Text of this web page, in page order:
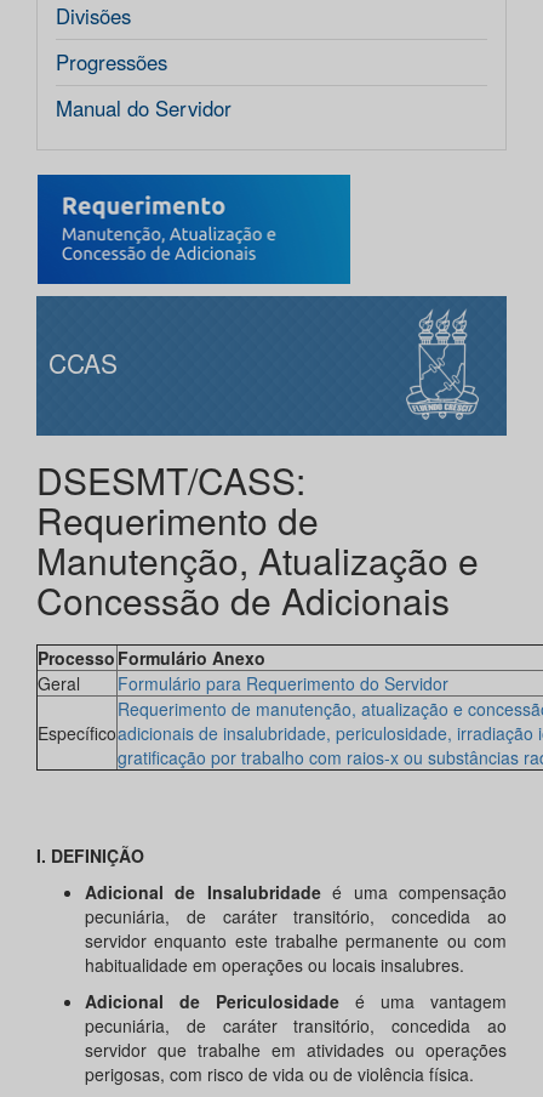
Divisões
Progressões
Manual do Servidor
CCAS
DSESMT/CASS:
Requerimento de
Manutenção, Atualização e
Concessão de Adicionais
Processo Formulário Anexo
Geral
Formulário para Requerimento do Servidor
Específico
Requerimento de manutenção, atualização e
adicionais de insalubridade, periculosidade, irradiação
gratificação por trabalho com raios-x ou substâncias
I. DEFINIÇÃO
Adicional de Insalubridadeé uma compensação
pecuniária, de caráter transitório, concedida ao
servidor enquanto este trabalhe permanente ou com
habitualidade em operações ou locais insalubres.
Adicional de Periculosidade é uma vantagem
pecuniária, de caráter transitório, concedida ao
servidor que trabalhe em atividades ou operações
perigosas, com risco de vida ou de violência física.